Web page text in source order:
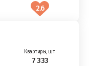
2.6
7 333